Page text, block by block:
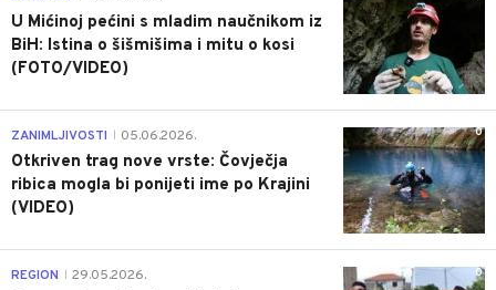
U Mićinoj pećini s mladim naučnikom iz
BiH: Istina o šišmišima i mitu o kosi
(FOTO/VIDEO)
0
ZANIMLJIVOSTI 05.06.2026.
Otkriven trag nove vrste: Čovječja
ribica mogla bi ponijeti ime po Krajini
(VIDEO)
0
REGION 29.05.2026.